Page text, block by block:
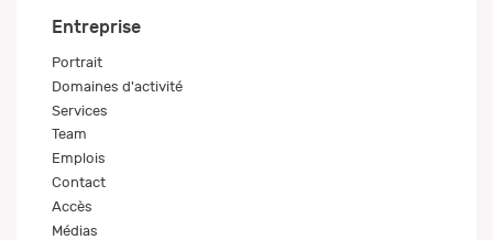
Entreprise
Portrait
Domaines d'activité
Services
Team
Emplois
Contact
Accès
Médias